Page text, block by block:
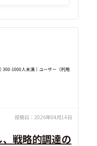
300-1000人未満｜ユーザー（利用
投稿日： 2026年04月14日
戦略的調達の